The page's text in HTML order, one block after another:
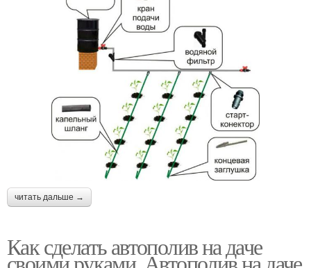
читать дальше →
Как сделать автополив на даче